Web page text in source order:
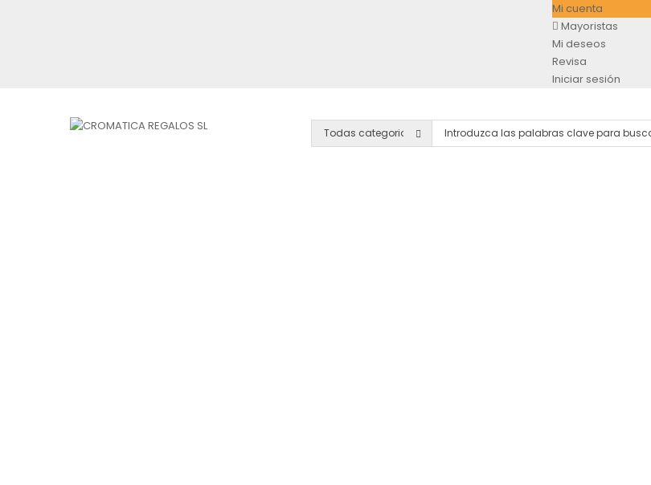
Mi cuenta
Mayoristas
Mi deseos
Revisa
Iniciar sesión